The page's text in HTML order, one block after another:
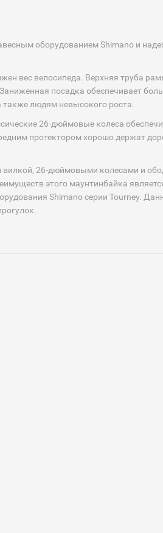
оборудованием Shimano и
вес велосипеда. Верхняя труба
посадка обеспечивает
людям невысокого роста.
26-дюймовые колеса
протектором хорошо держат
вилкой, 26-дюймовыми колесами и
этого маунтинбайка
Shimano серии Tourney.